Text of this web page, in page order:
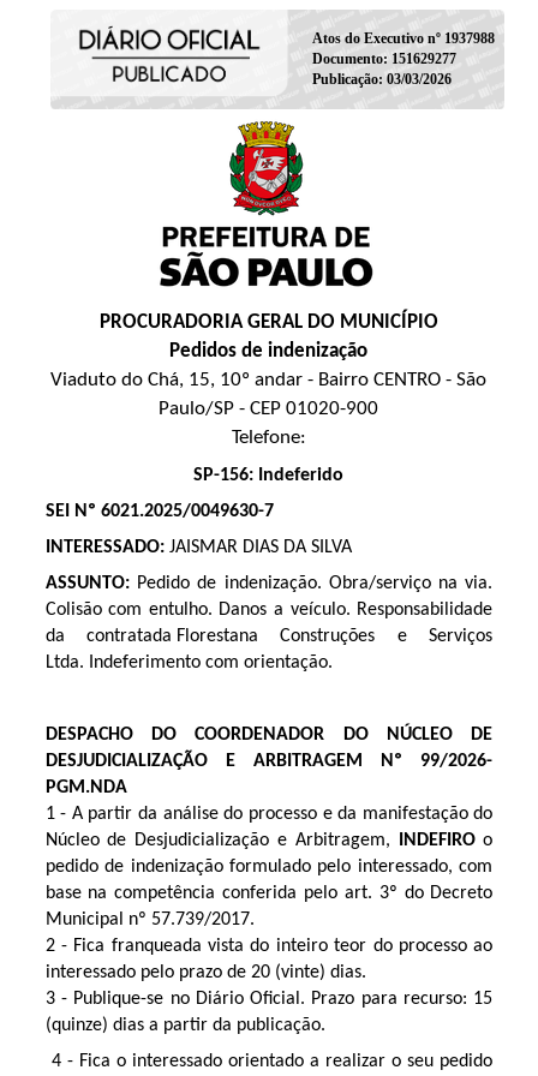
Atos do Executivo nº 1937988
Documento: 151629277
Publicação: 03/03/2026
PROCURADORIA GERAL DO MUNICÍPIO
Pedidos de indenização
Viaduto do Chá, 15, 10º andar - Bairro CENTRO - São
Paulo/SP - CEP 01020-900
Telefone:
SP-156: Indeferido
SEI Nº 6021.2025/0049630-7
INTERESSADO: JAISMAR DIAS DA SILVA
ASSUNTO: Pedido de indenização. Obra/serviço na via.
Colisão com entulho. Danos a veículo. Responsabilidade
da contratada Florestana Construções e Serviços
Ltda. Indeferimento com orientação.
DESPACHO DO COORDENADOR DO NÚCLEO DE
DESJUDICIALIZAÇÃO E ARBITRAGEM Nº 99/2026-
PGM.NDA
1 - A partir da análise do processo e da manifestação do
Núcleo de Desjudicialização e Arbitragem,
INDEFIROo
pedido de indenização formulado pelo interessado, com
base na competência conferida pelo art. 3º do Decreto
Municipal nº 57.739/2017.
2 - Fica franqueada vista do inteiro teor do processo ao
interessado pelo prazo de 20 (vinte) dias.
3 - Publique-se no Diário Oficial. Prazo para recurso: 15
(quinze) dias a partir da publicação.
4 - Fica o interessado orientado a realizar o seu pedido